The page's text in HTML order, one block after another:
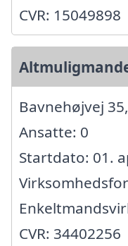
CVR: 15049898
Bavnehøjvej
Ansatte: 0
Startdato: 01.
CVR: 34402256